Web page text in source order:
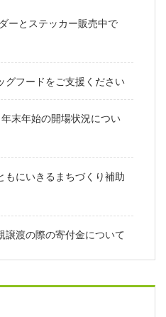
ーとステッカー販売中で
グフードをご支援ください
末年始の開場状況につい
もにいきるまちづくり補助
譲渡の際の寄付金について